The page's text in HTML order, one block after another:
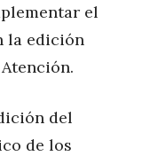
el
la edición
del
de los